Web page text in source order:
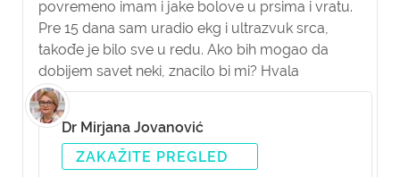
povremeno imam i jake bolove u prsima i vratu.
Pre 15 dana sam uradio ekg i ultrazvuk srca,
takođe je bilo sve u redu. Ako bih mogao da
dobijem savet neki, znacilo bi mi? Hvala
Dr Mirjana Jovanović
ZAKAŽITE PREGLED